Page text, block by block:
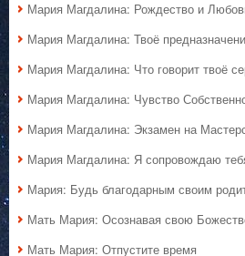
Мария Магдалина: Рождество и
Мария Магдалина: Твоё
Мария Магдалина: Что говорит твоё
Мария Магдалина: Чувство
Мария Магдалина: Экзамен на
Мария Магдалина: Я сопровождаю
Мария: Будь благодарным своим
Мать Мария: Осознавая свою
Мать Мария: Отпустите время